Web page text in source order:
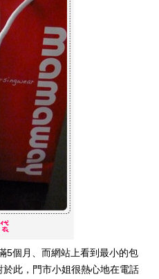
5個月、而網站上看到最小的包
此，門市小姐很熱心地在電話